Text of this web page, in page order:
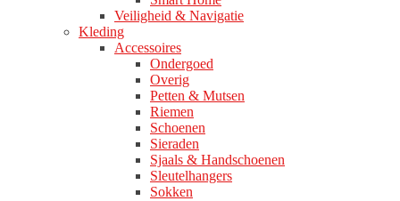
Veiligheid & Navigatie
Kleding
Accessoires
Ondergoed
Overig
Petten & Mutsen
Riemen
Schoenen
Sieraden
Sjaals & Handschoenen
Sleutelhangers
Sokken